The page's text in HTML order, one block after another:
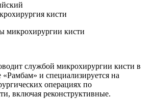
кисти
микрохирургии кисти
службой микрохирургии кисти в
и специализируется на
операциях по
включая реконструктивные.